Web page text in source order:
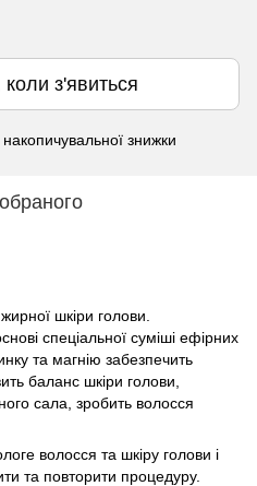
з'явиться
знижки
шкіри голови.
спеціальної суміші ефірних
та магнію забезпечить
баланс шкіри голови,
сала, зробить волосся
волосся та шкіру голови і
та повторити процедуру.